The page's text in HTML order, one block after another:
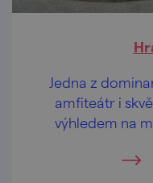
Jedna z
amfiteátr i
výhledem na